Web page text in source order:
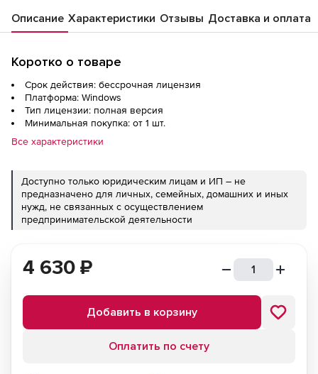
Описание Характеристики Отзывы Доставка и оплата
Коротко о товаре
Срок действия: бессрочная лицензия
Платформа: Windows
Тип лицензии: полная версия
Минимальная покупка: от 1 шт.
Все характеристики
Доступно только юридическим лицам и ИП – не
предназначено для личных, семейных, домашних и иных
нужд, не связанных с осуществлением
предпринимательской деятельности
4 630 ₽
Добавить в корзину
Оплатить по счету